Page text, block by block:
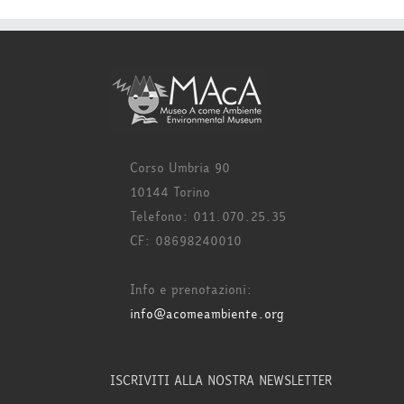
Corso Umbria 90
10144 Torino
Telefono: 011.070.25.35
CF: 08698240010
Info e prenotazioni:
info@acomeambiente.org
ISCRIVITI ALLA NOSTRA NEWSLETTER